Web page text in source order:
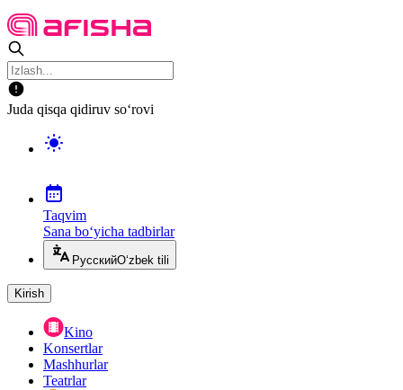
Juda qisqa qidiruv so‘rovi
Taqvim
Sana bo‘yicha tadbirlar
РусскийO‘zbek tili
Kirish
Kino
Konsertlar
Mashhurlar
Teatrlar